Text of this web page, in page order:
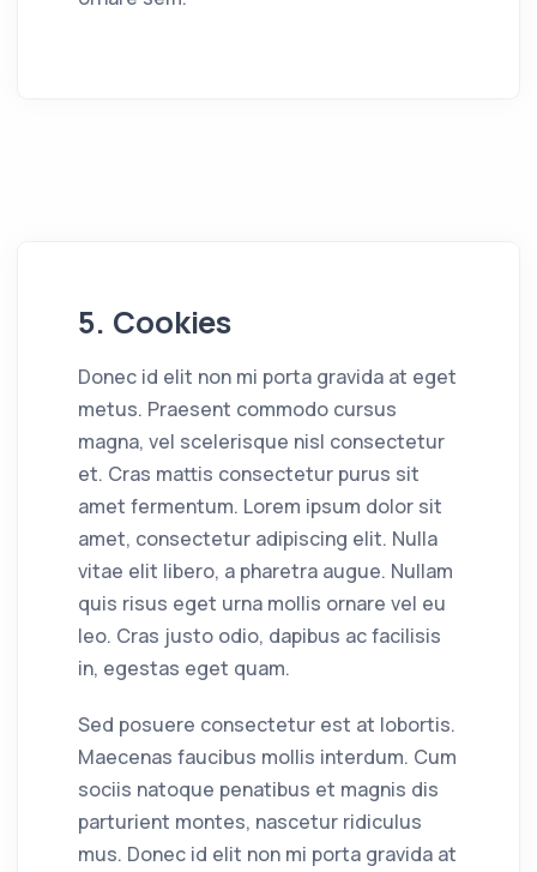
5. Cookies
Donec id elit non mi porta gravida at eget
metus. Praesent commodo cursus
magna, vel scelerisque nisl consectetur
et. Cras mattis consectetur purus sit
amet fermentum. Lorem ipsum dolor sit
amet, consectetur adipiscing elit. Nulla
vitae elit libero, a pharetra augue. Nullam
quis risus eget urna mollis ornare vel eu
leo. Cras justo odio, dapibus ac facilisis
in, egestas eget quam.
Sed posuere consectetur est at lobortis.
Maecenas faucibus mollis interdum. Cum
sociis natoque penatibus et magnis dis
parturient montes, nascetur ridiculus
mus. Donec id elit non mi porta gravida at